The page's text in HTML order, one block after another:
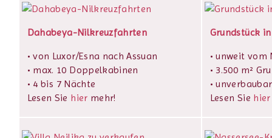
Dahabeya-Nilkreuzfahrten
• von Luxor/Esna nach Assuan
• max. 10 Doppelkabinen
• 4 bis 7 Nächte
Lesen Sie hier mehr!
Grundstück
• unweit vom
• 3.500 m²
•
Lesen Sie hier